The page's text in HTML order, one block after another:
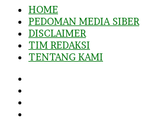
HOME
PEDOMAN MEDIA SIBER
DISCLAIMER
TIM REDAKSI
TENTANG KAMI